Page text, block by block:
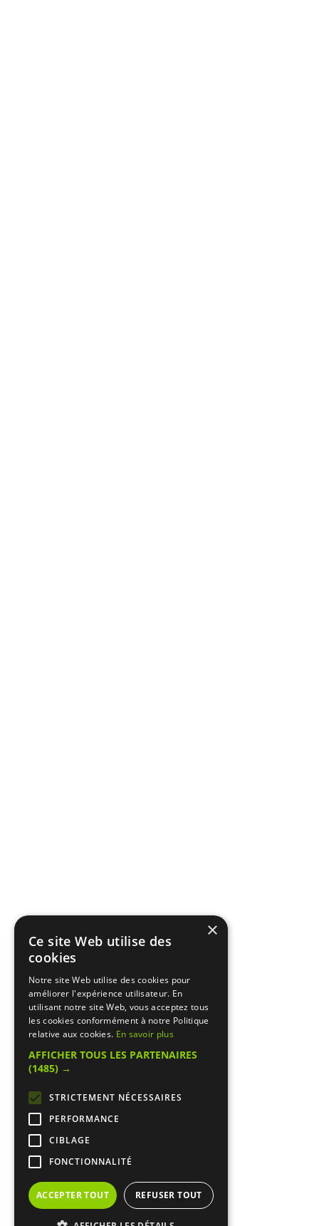
×
Ce site Web utilise des
cookies
Notre site Web utilise des cookies pour
améliorer l'expérience utilisateur. En
utilisant notre site Web, vous acceptez tous
les cookies conformément à notre Politique
relative aux cookies. En savoir plus
AFFICHER TOUS LES PARTENAIRES
(1485) →
STRICTEMENT NÉCESSAIRES
PERFORMANCE
CIBLAGE
FONCTIONNALITÉ
ACCEPTER TOUT REFUSER TOUT